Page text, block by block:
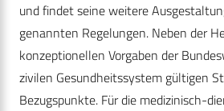
und findet seine weitere
genannten Regelungen. Neben der
konzeptionellen Vorgaben der
zivilen Gesundheitssystem gültigen
Bezugspunkte. Für die medizinisch-